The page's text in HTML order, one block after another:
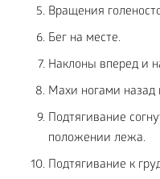
Вращения
Бег на месте.
Наклоны вперед и
Махи ногами назад
Подтягивание
положении лежа.
Подтягивание к